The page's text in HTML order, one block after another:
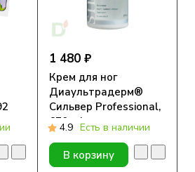
1 480 ₽
Крем для ног
Диаультрадерм®
Сильвер Professional,
670 ml
4.9 Есть в наличии
В корзину